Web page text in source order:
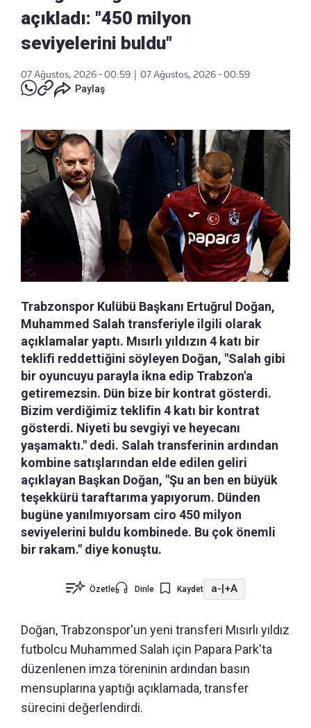
açıkladı: "450 milyon
seviyelerini buldu"
07 Ağustos, 2026 - 00:59
07 Ağustos, 2026 - 00:59
Paylaş
Trabzonspor Kulübü Başkanı Ertuğrul Doğan,
Muhammed Salah transferiyle ilgili olarak
açıklamalar yaptı. Mısırlı yıldızın 4 katı bir
teklifi reddettiğini söyleyen Doğan, "Salah gibi
bir oyuncuyu parayla ikna edip Trabzon'a
getiremezsin. Dün bize bir kontrat gösterdi.
Bizim verdiğimiz teklifin 4 katı bir kontrat
gösterdi. Niyeti bu sevgiyi ve heyecanı
yaşamaktı." dedi. Salah transferinin ardından
kombine satışlarından elde edilen geliri
açıklayan Başkan Doğan, "Şu an ben en büyük
teşekkürü taraftarıma yapıyorum. Dünden
bugüne yanılmıyorsam ciro 450 milyon
seviyelerini buldu kombinede. Bu çok önemli
bir rakam." diye konuştu.
Özetle Dinle Kaydet a-|+A
Doğan, Trabzonspor'un yeni transferi Mısırlı yıldız
futbolcu Muhammed Salah için Papara Park'ta
düzenlenen imza töreninin ardından basın
mensuplarına yaptığı açıklamada, transfer
sürecini değerlendirdi.